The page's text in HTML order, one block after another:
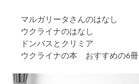
マルガリータさんのはなし
ウクライナのはなし
ドンバスとクリミア
ウクライナの本 おすすめの6冊